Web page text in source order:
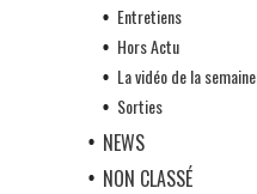
Entretiens
Hors Actu
La vidéo de la semaine
Sorties
NEWS
NON CLASSÉ